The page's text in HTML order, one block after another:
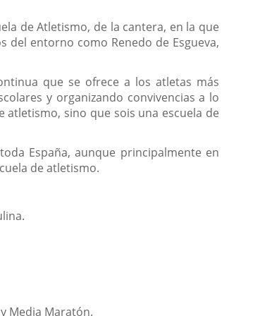
de Atletismo, de la cantera, en la que
del entorno como Renedo de Esgueva,
que se ofrece a los atletas más
y organizando convivencias a lo
sino que sois una escuela de
España, aunque principalmente en
de atletismo.
Media Maratón.